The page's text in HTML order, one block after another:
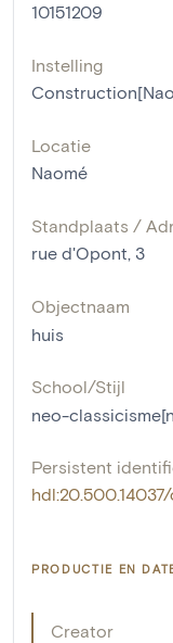
10151209
Instelling
Locatie
Naomé
Standplaats /
rue d'Opont, 3
Objectnaam
huis
School/Stijl
neo-
Persistent
PRODUCTIE EN
Creator